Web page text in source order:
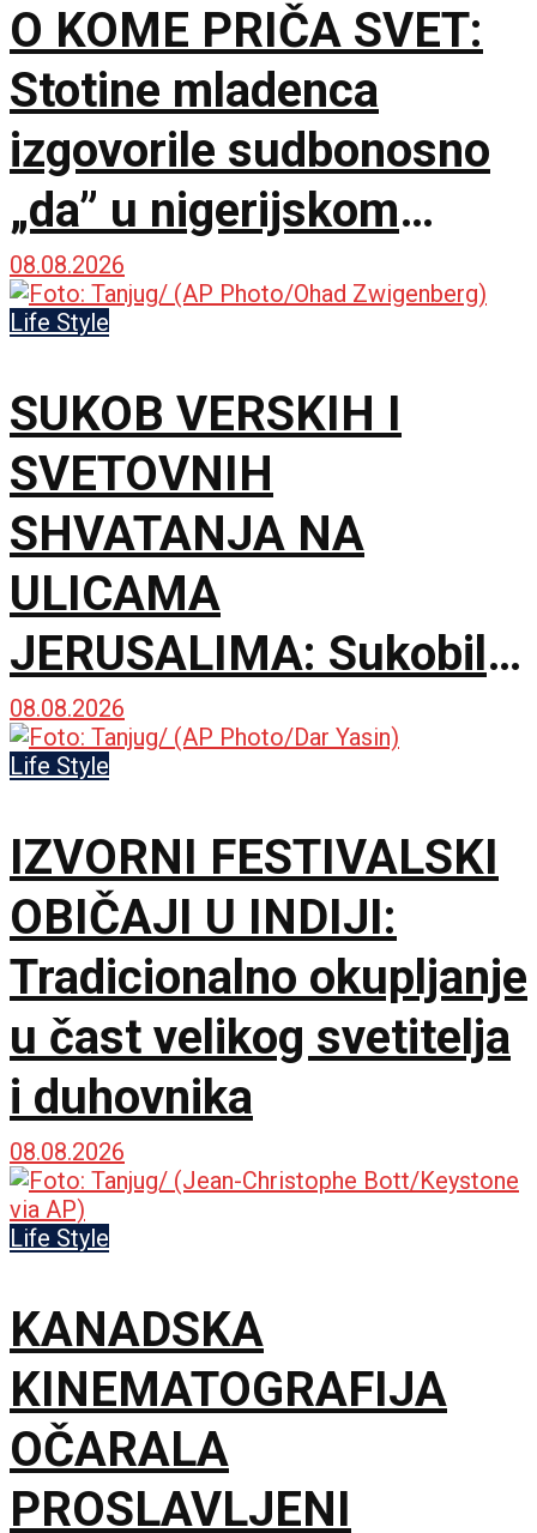
O KOME PRIČA SVET:
Stotine mladenca
izgovorile sudbonosno
„da” u nigerijskom
gradu Kano
08.08.2026
Life Style
SUKOB VERSKIH I
SVETOVNIH
SHVATANJA NA
ULICAMA
JERUSALIMA: Sukobili
se ultraortodoksni
demonstranti, građani i
policija zbog rada kafića
subotom
08.08.2026
Life Style
IZVORNI FESTIVALSKI
OBIČAJI U INDIJI:
Tradicionalno okupljanje
u čast velikog svetitelja
i duhovnika
08.08.2026
Life Style
KANADSKA
KINEMATOGRAFIJA
OČARALA
PROSLAVLJENI